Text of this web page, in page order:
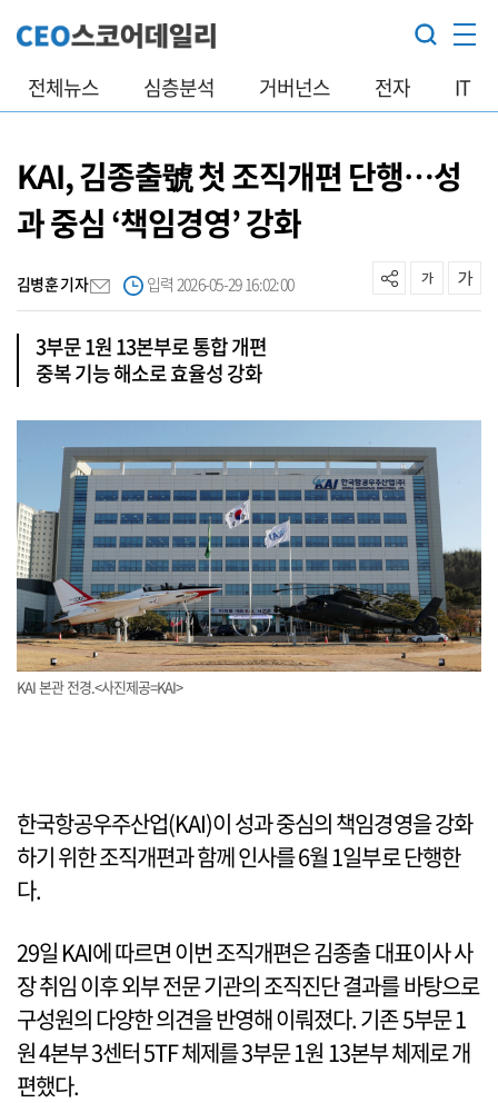
전체뉴스 심층분석 거버넌스 전자 IT
KAI, 김종출號 첫 조직개편 단행…성
과 중심 ‘책임경영’ 강화
김병훈 기자 입력 2026-05-29 16:02:00
3부문 1원 13본부로 통합 개편
중복 기능 해소로 효율성 강화
KAI 본관 전경.<사진제공=KAI>
한국항공우주산업(KAI)이 성과 중심의 책임경영을 강화
하기 위한 조직개편과 함께 인사를 6월 1일부로 단행한
다.
29일 KAI에 따르면 이번 조직개편은 김종출 대표이사 사
장 취임 이후 외부 전문 기관의 조직진단 결과를 바탕으로
구성원의 다양한 의견을 반영해 이뤄졌다. 기존 5부문 1
원 4본부 3센터 5TF 체제를 3부문 1원 13본부 체제로 개
편했다.